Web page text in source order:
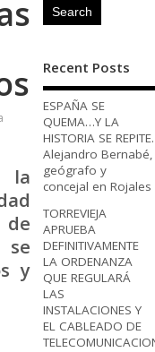
la
y
Recent Posts
ESPAÑA SE
QUEMA…Y LA
HISTORIA SE REPITE.
Alejandro Bernabé,
geógrafo y
concejal en Rojales
TORREVIEJA
APRUEBA
DEFINITIVAMENTE
LA ORDENANZA
QUE REGULARÁ
LAS
INSTALACIONES Y
EL CABLEADO DE